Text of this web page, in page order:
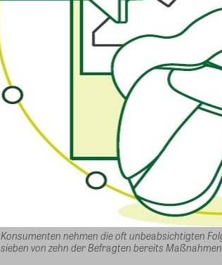
Konsumenten nehmen die oft unbeabsichtigten
sieben von zehn der Befragten bereits